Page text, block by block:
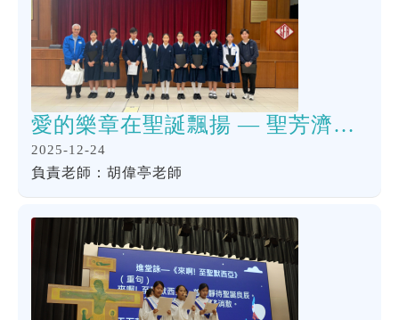
愛的樂章在聖誕飄揚 — 聖芳濟各書院合唱團送暖聖方濟各堂
2025-12-24
負責老師：胡偉亭老師